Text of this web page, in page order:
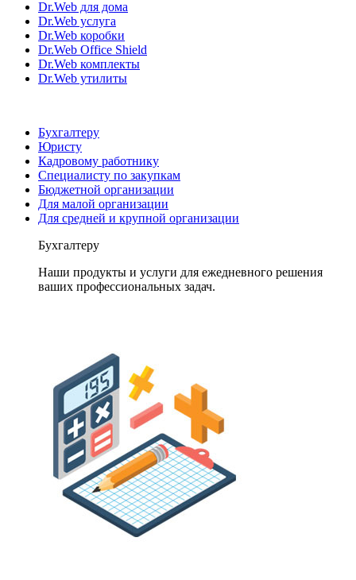
Dr.Web для дома
Dr.Web услуга
Dr.Web коробки
Dr.Web Office Shield
Dr.Web комплекты
Dr.Web утилиты
Бухгалтеру
Юристу
Кадровому работнику
Специалисту по закупкам
Бюджетной организации
Для малой организации
Для средней и крупной организации
Бухгалтеру
Наши продукты и услуги для ежедневного решения
ваших профессиональных задач.